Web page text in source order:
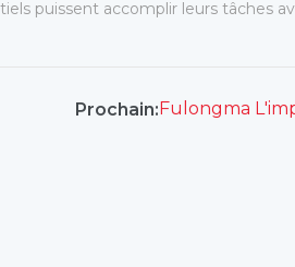
puissent accomplir leurs tâches
Prochain: